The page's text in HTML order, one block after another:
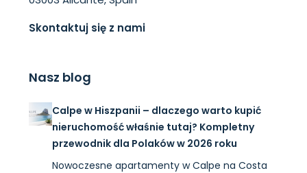
Skontaktuj się z nami
Nasz blog
Calpe w Hiszpanii – dlaczego warto kupić
nieruchomość właśnie tutaj? Kompletny
przewodnik dla Polaków w 2026 roku
Nowoczesne apartamenty w Calpe na Costa